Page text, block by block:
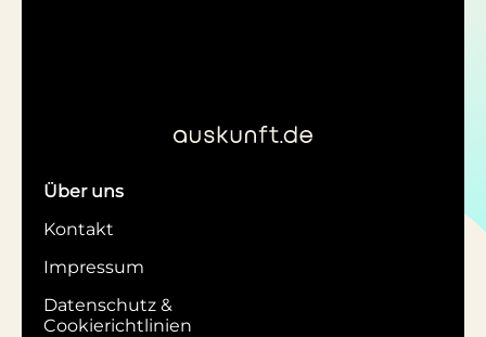
Über uns
Kontakt
Impressum
Datenschutz &
Cookierichtlinien